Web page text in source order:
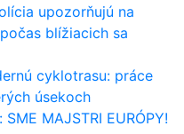
upozorňujú na
blížiacich sa
cyklotrasu: práce
úsekoch
MAJSTRI EURÓPY!